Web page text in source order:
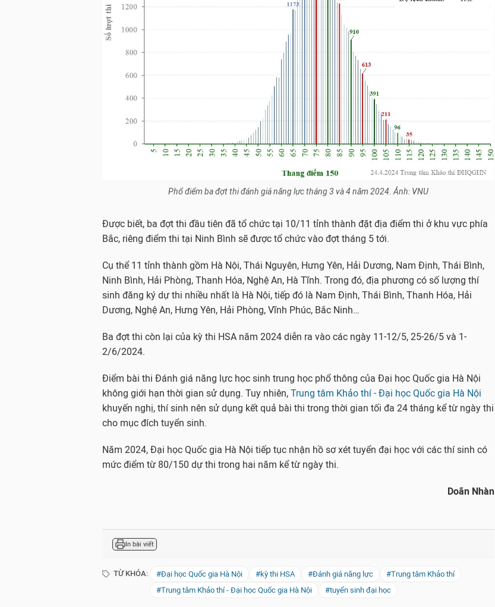
Phổ điểm ba đợt thi đánh giá năng lực tháng 3 và 4 năm 2024. Ảnh: VNU
Được biết, ba đợt thi đầu tiên đã tổ chức tại 10/11 tỉnh thành đặt địa điểm thi ở khu vực phía
Bắc, riêng điểm thi tại Ninh Bình sẽ được tổ chức vào đợt tháng 5 tới.
Cụ thể 11 tỉnh thành gồm Hà Nội, Thái Nguyên, Hưng Yên, Hải Dương, Nam Định, Thái Bình,
Ninh Bình, Hải Phòng, Thanh Hóa, Nghệ An, Hà Tĩnh. Trong đó, địa phương có số lượng thí
sinh đăng ký dự thi nhiều nhất là Hà Nội, tiếp đó là Nam Định, Thái Bình, Thanh Hóa, Hải
Dương, Nghệ An, Hưng Yên, Hải Phòng, Vĩnh Phúc, Bắc Ninh…
Ba đợt thi còn lại của kỳ thi HSA năm 2024 diễn ra vào các ngày 11-12/5, 25-26/5 và 1-
2/6/2024.
Điểm bài thi Đánh giá năng lực học sinh trung học phổ thông của Đại học Quốc gia Hà Nội
không giới hạn thời gian sử dụng. Tuy nhiên, Trung tâm Khảo thí - Đại học Quốc gia Hà Nội
khuyến nghị, thí sinh nên sử dụng kết quả bài thi trong thời gian tối đa 24 tháng kể từ ngày thi
cho mục đích tuyển sinh.
Năm 2024, Đại học Quốc gia Hà Nội tiếp tục nhận hồ sơ xét tuyển đại học với các thí sinh có
mức điểm từ 80/150 dự thi trong hai năm kể từ ngày thi.
Doãn Nhàn
In bài viết
TỪ KHÓA: #Đại học Quốc gia Hà Nội #kỳ thi HSA #Đánh giá năng lực
#Trung tâm Khảo thí
#Trung tâm Khảo thí - Đại học Quốc gia Hà Nội
#tuyển sinh đại học